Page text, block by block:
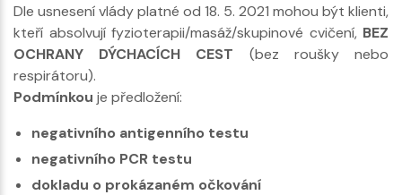
Dle usnesení vlády platné od 18. 5. 2021 mohou být klienti,
kteří absolvují fyzioterapii/masáž/skupinové cvičení, BEZ
OCHRANY DÝCHACÍCH CEST (bez roušky nebo
respirátoru).
Podmínkou je předložení:
negativního antigenního testu
negativního PCR testu
dokladu o prokázaném očkování